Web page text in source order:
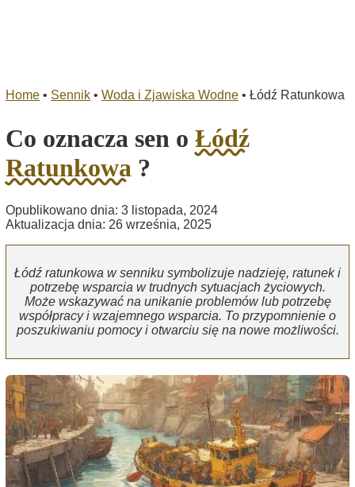
Home • Sennik • Woda i Zjawiska Wodne • Łódź Ratunkowa
Co oznacza sen o Łódź
Ratunkowa ?
Opublikowano dnia: 3 listopada, 2024
Aktualizacja dnia: 26 września, 2025
Łódź ratunkowa w senniku symbolizuje nadzieję, ratunek i
potrzebę wsparcia w trudnych sytuacjach życiowych.
Może wskazywać na unikanie problemów lub potrzebę
współpracy i wzajemnego wsparcia. To przypomnienie o
poszukiwaniu pomocy i otwarciu się na nowe możliwości.